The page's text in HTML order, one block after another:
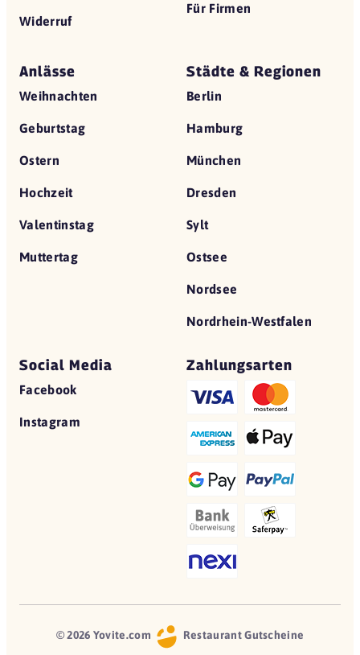
Widerruf
Für Firmen
Anlässe
Weihnachten
Geburtstag
Ostern
Hochzeit
Valentinstag
Muttertag
Städte & Regionen
Berlin
Hamburg
München
Dresden
Sylt
Ostsee
Nordsee
Nordrhein-Westfalen
Social Media
Facebook
Instagram
Zahlungsarten
© 2026 Yovite.com Restaurant Gutscheine